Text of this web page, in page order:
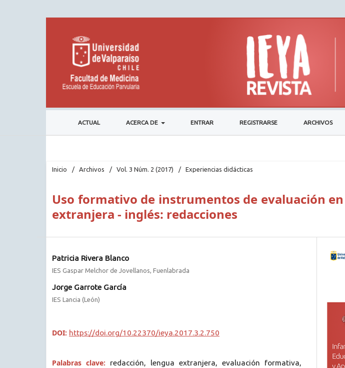
ACTUAL ACERCA DE ENTRAR REGISTRARSE ARCHIVOS
Inicio / Archivos / Vol. 3 Núm. 2 (2017) / Experiencias didácticas
Uso formativo de instrumentos de evaluación
extranjera - inglés: redacciones
Patricia Rivera Blanco
IES Gaspar Melchor de Jovellanos, Fuenlabrada
Jorge Garrote García
IES Lancia (León)
DOI: https://doi.org/10.22370/ieya.2017.3.2.750
Palabras clave:
redacción, lengua extranjera, evaluación formativa,